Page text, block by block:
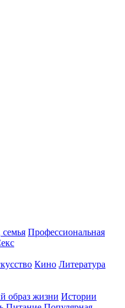
Профессиональная
Кино Литература
образ жизни Истории